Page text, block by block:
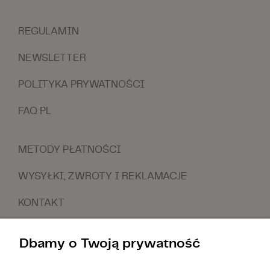
REGULAMIN
NEWSLETTER
POLITYKA PRYWATNOŚCI
FAQ PL
METODY PŁATNOŚCI
WYSYŁKI, ZWROTY I REKLAMACJE
KONTAKT
TABELA ROZMIARÓW
Dbamy o Twoją prywatność